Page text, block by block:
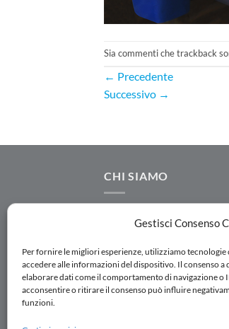
Gestisci Consenso
Per fornire le migliori esperienze, utilizziamo
accedere alle informazioni del dispositivo. Il consenso
elaborare dati come il comportamento di navigazione o
acconsentire o ritirare il consenso può influire
funzioni.
Sia commenti che trackback
← Precedente
Successivo →
CHI SIAMO
distribuzione, irrigazione
acque. Seguici su